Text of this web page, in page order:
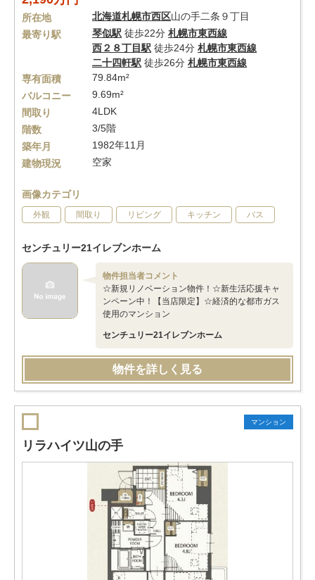
所在地 北海道札幌市西区山の手二条９丁目
最寄り駅
琴似駅 徒歩22分 札幌市東西線
西２８丁目駅 徒歩24分 札幌市東西線
二十四軒駅 徒歩26分 札幌市東西線
専有面積
79.84m²
バルコニー
9.69m²
間取り
4LDK
階数
3/5階
築年月
1982年11月
建物現況
空家
画像カテゴリ
外観 間取り リビング キッチン バス
センチュリー21イレブンホーム
物件担当者コメント
☆新規リノベーション物件！☆新生活応援キャ
ンペーン中！【当店限定】☆経済的な都市ガス
使用のマンション
センチュリー21イレブンホーム
物件を詳しく見る
マンション
リラハイツ山の手